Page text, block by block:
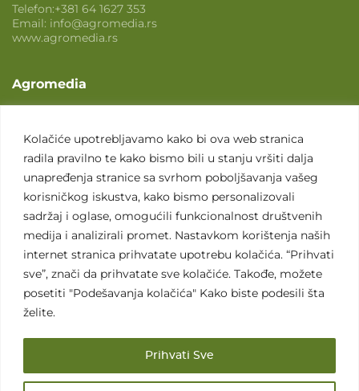
Kolačiće upotrebljavamo kako bi ova web stranica
radila pravilno te kako bismo bili u stanju vršiti dalja
unapređenja stranice sa svrhom poboljšavanja vašeg
korisničkog iskustva, kako bismo personalizovali
sadržaj i oglase, omogućili funkcionalnost društvenih
medija i analizirali promet. Nastavkom korištenja naših
internet stranica prihvatate upotrebu kolačića. “Prihvati
sve”, znači da prihvatate sve kolačiće. Takođe, možete
posetiti "Podešavanja kolačića" Kako biste podesili šta
želite.
Prihvati Sve
Telefon:+381 64 1627 353
Email: info@agromedia.rs
www.agromedia.rs
Agromedia
Svet poljoprivrede
Marketing usluge
Tražimo saradnike
Kontakt
Kontakt
Sva prava zadržana. 2007 - 2026. © Agromedia d.o.o.